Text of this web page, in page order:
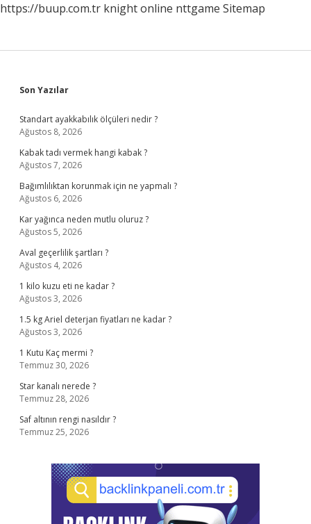
https://buup.com.tr knight online nttgame Sitemap
Sidebar
Son Yazılar
Standart ayakkabılık ölçüleri nedir ?
Ağustos 8, 2026
Kabak tadı vermek hangi kabak ?
Ağustos 7, 2026
Bağımlılıktan korunmak için ne yapmalı ?
Ağustos 6, 2026
Kar yağınca neden mutlu oluruz ?
Ağustos 5, 2026
Aval geçerlilik şartları ?
Ağustos 4, 2026
1 kilo kuzu eti ne kadar ?
Ağustos 3, 2026
1.5 kg Ariel deterjan fiyatları ne kadar ?
Ağustos 3, 2026
1 Kutu Kaç mermi ?
Temmuz 30, 2026
Star kanalı nerede ?
Temmuz 28, 2026
Saf altının rengi nasıldır ?
Temmuz 25, 2026